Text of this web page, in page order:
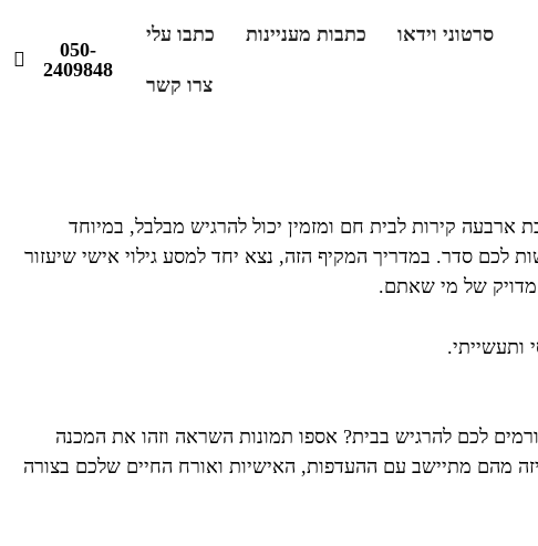
סרטוני וידאו כתבות מעניינות כתבו עלי
צרו קשר
050-
2409848
קירות לבית חם ומזמין יכול להרגיש מבלבל, במיוחד
לכם סדר. במדריך המקיף הזה, נצא יחד למסע גילוי אישי שיעזור
מדויק של מי שאתם.
לכם להרגיש בבית? אספו תמונות השראה וזהו את המכנה
מהם מתיישב עם ההעדפות, האישיות ואורח החיים שלכם בצורה